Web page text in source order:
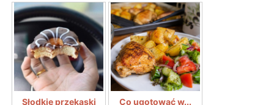
Słodkie przekąski Co ugotować w...